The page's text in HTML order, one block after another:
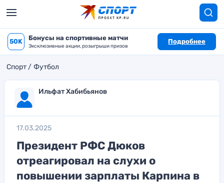
50K Бонусы на спортивные матчи
Эксклюзивные акции, розыгрыши призов
Подробнее
Спорт Футбол
Ильфат Хабибьянов
17.03.2025
Президент РФС Дюков
отреагировал на слухи о
повышении зарплаты Карпина в